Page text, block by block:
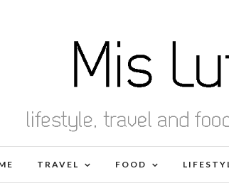
TRAVEL FOOD